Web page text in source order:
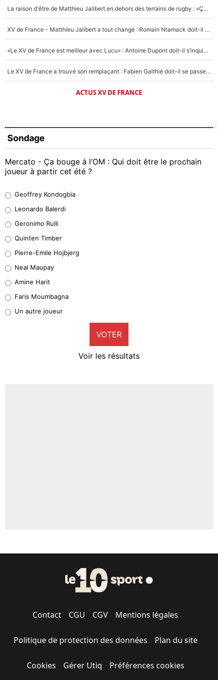
La raison d'être de Matthieu Jalibert en dehors des terrains de rugby : «Ça m'atteint autant que si tu touches à un membre de ma famille»
XV de France - Matthieu Jalibert a tout changé : Romain Ntamack doit-il s’inquiéter pour sa place à un an de la Coupe du monde ?
«Le XV de France est meilleur avec Lucu» : Antoine Dupont doit-il s’inquiéter pour sa place ?
Le XV de France a trouvé son remplaçant : Fabien Galthié doit-il se passer d'Antoine Dupont ?
ACTUS XV DE FRANCE
Sondage
Mercato - Ça bouge à l’OM : Qui doit être le prochain
joueur à partir cet été ?
38%
32%
5%
1%
9%
Geoffrey Kondogbia
Leonardo Balerdi
Geronimo Rulli
Quinten Timber
Pierre-Emile Hojbjerg
Neal Maupay
Amine Harit
Faris Moumbagna
Un autre joueur
VOTER
Voir les résultats
Contact CGU CGV Mentions légales
Politique de protection des données Plan du site
Cookies Gérer Utiq Préférences cookies